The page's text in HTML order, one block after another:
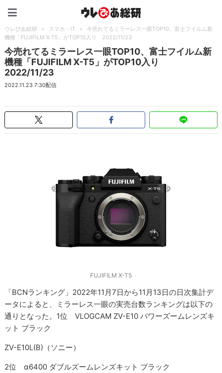
ウレぴあ総研 > スマホ・IT >
今売れてるミラーレス一眼TOP10、富士フイルム新
機種「FUJIFILM X-T5」がTOP10入り 2022/11/23
今売れてるミラーレス一眼TOP10、富士フイルム新
機種「FUJIFILM X-T5」がTOP10入り
2022/11/23
2022.11.23 7:30配信
FUJIFILM X-T5
「BCNランキング」2022年11月7日から11月13日の日次集計デ
ータによると、ミラーレス一眼の実売台数ランキングは以下の
通りとなった。1位 VLOGCAM ZV-E10 パワーズームレンズキ
ット ブラック
ZV-E10L(B)（ソニー）
2位 α6400 ダブルズームレンズキット ブラック